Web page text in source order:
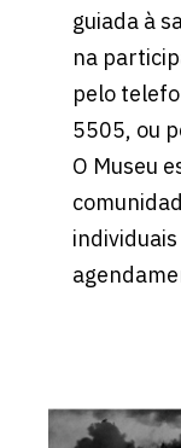
guiada à
na
pelo
5505, ou
O Museu